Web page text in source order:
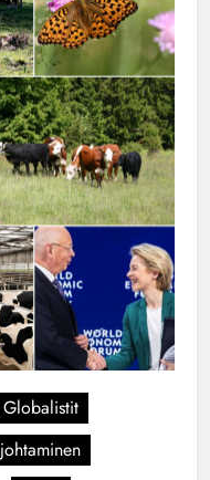
Globalistit